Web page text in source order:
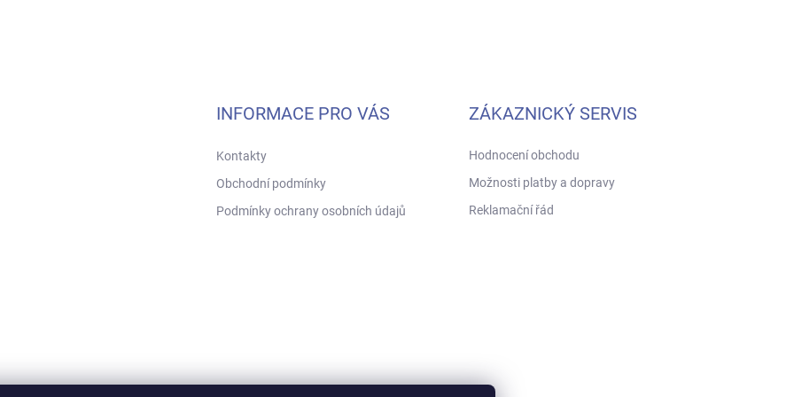
INFORMACE PRO VÁS
Kontakty
Obchodní podmínky
Podmínky ochrany osobních údajů
ZÁKAZNICKÝ SERVIS
Hodnocení obchodu
Možnosti platby a dopravy
Reklamační řád